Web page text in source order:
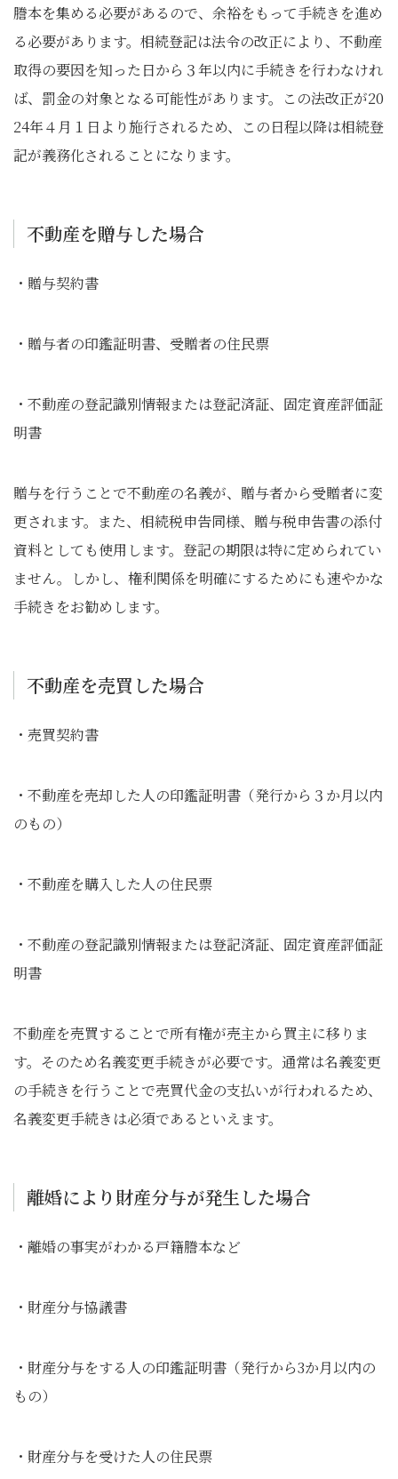
謄本を集める必要があるので、余裕をもって手続きを進め
る必要があります。相続登記は法令の改正により、不動産
取得の要因を知った日から３年以内に手続きを行わなけれ
ば、罰金の対象となる可能性があります。この法改正が20
24年４月１日より施行されるため、この日程以降は相続登
記が義務化されることになります。
不動産を贈与した場合
・贈与契約書
・贈与者の印鑑証明書、受贈者の住民票
・不動産の登記識別情報または登記済証、固定資産評価証
明書
贈与を行うことで不動産の名義が、贈与者から受贈者に変
更されます。また、相続税申告同様、贈与税申告書の添付
資料としても使用します。登記の期限は特に定められてい
ません。しかし、権利関係を明確にするためにも速やかな
手続きをお勧めします。
不動産を売買した場合
・売買契約書
・不動産を売却した人の印鑑証明書（発行から３か月以内
のもの）
・不動産を購入した人の住民票
・不動産の登記識別情報または登記済証、固定資産評価証
明書
不動産を売買することで所有権が売主から買主に移りま
す。そのため名義変更手続きが必要です。通常は名義変更
の手続きを行うことで売買代金の支払いが行われるため、
名義変更手続きは必須であるといえます。
離婚により財産分与が発生した場合
・離婚の事実がわかる戸籍謄本など
・財産分与協議書
・財産分与をする人の印鑑証明書（発行から3か月以内の
もの）
・財産分与を受けた人の住民票